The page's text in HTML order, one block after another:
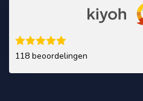
118 beoordelingen